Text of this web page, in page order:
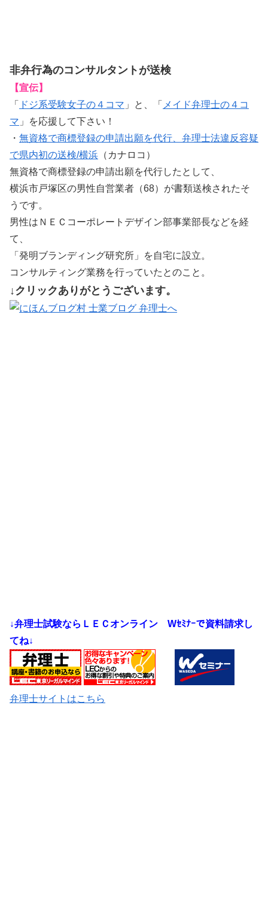
非弁行為のコンサルタントが送検
【宣伝】
「
ドジ系受験女子の４コマ 」と、「 メイド弁理士の４コ
マ 」を応援して下さい！
・ 無資格で商標登録の申請出願を代行、弁理士法違反容疑
で県内初の送検/横浜 （カナロコ）
無資格で商標登録の申請出願を代行したとして、
横浜市戸塚区の男性自営業者（68）が書類送検されたそ
うです。
男性はＮＥＣコーポレートデザイン部事業部長などを経
て、
「発明ブランディング研究所」を自宅に設立。
コンサルティング業務を行っていたとのこと。
↓クリックありがとうございます。
↓弁理士試験ならＬＥＣオンライン
Wｾﾐﾅｰで資料請求し
てね↓
弁理士サイトはこちら